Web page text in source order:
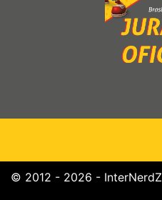
© 2012 - 2026 - InterNerdZ